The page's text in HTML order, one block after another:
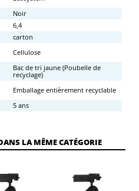
Noir
6,4
carton
Cellulose
Bac de tri jaune (Poubelle de
recyclage)
Emballage entièrement recyclable
5 ans
LA MÊME CATÉGORIE